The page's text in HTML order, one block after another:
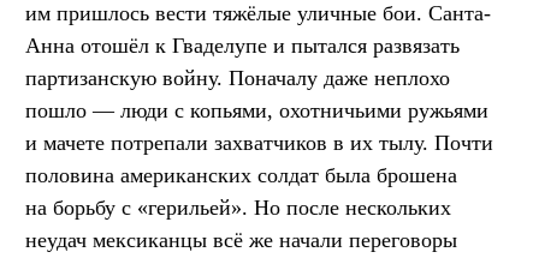
им пришлось вести тяжёлые уличные бои. Санта-
Анна отошёл к Гваделупе и пытался развязать
партизанскую войну. Поначалу даже неплохо
пошло — люди с копьями, охотничьими ружьями
и мачете потрепали захватчиков в их тылу. Почти
половина американских солдат была брошена
на борьбу с «герильей». Но после нескольких
неудач мексиканцы всё же начали переговоры